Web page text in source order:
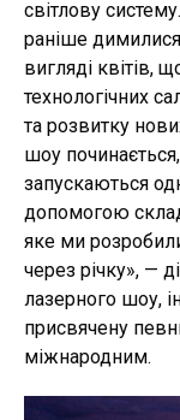
світлову
раніше
вигляді квітів,
технологічних
та розвитку
шоу
запускаються
допомогою
яке ми
через річку», —
лазерного шоу,
присвячену
міжнародним.